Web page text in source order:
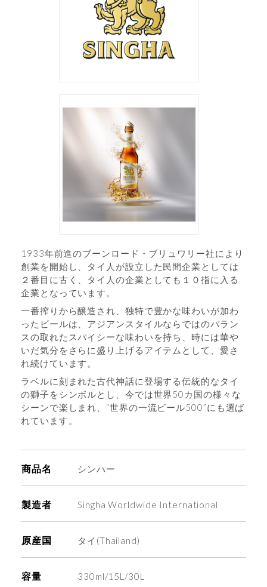
1933年前進のブーンロード・ブリュワリー社により
創業を開始し、タイ人が設立した民間企業としては
２番目に古く、タイ人の企業としても１０指に入る
企業となっています。
一番搾りから醸造され、独特で豊かな味わいが加わ
ったビールは、アジアンスタイルならではのバラン
スの取れたスパイシーな味わいを持ち、時には華や
いだ気分をさらに盛り上げるアイテムとして、愛さ
れ続けています。
ラベルに刻まれた古代神話に登場する伝統的なタイ
の獅子をシンボルとし、今では世界50カ国の様々な
シーンで楽しまれ、“世界の一流ビール500”にも選ば
れています。
商品名 シンハー
製造者 Singha Worldwide International
原産国 タイ(Thailand)
容量 330ml/15L/30L